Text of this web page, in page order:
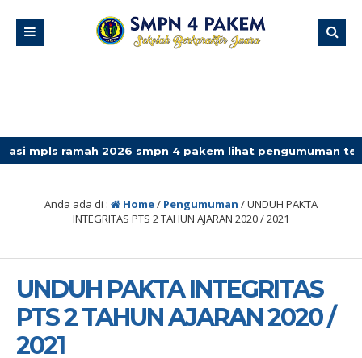
2026 smpn 4 pakem lihat pengumuman terbaru
Anda ada di : Home/ Pengumuman /UNDUH PAKTA
INTEGRITAS PTS 2 TAHUN AJARAN 2020 / 2021
UNDUH PAKTA INTEGRITAS
PTS 2 TAHUN AJARAN 2020 /
2021